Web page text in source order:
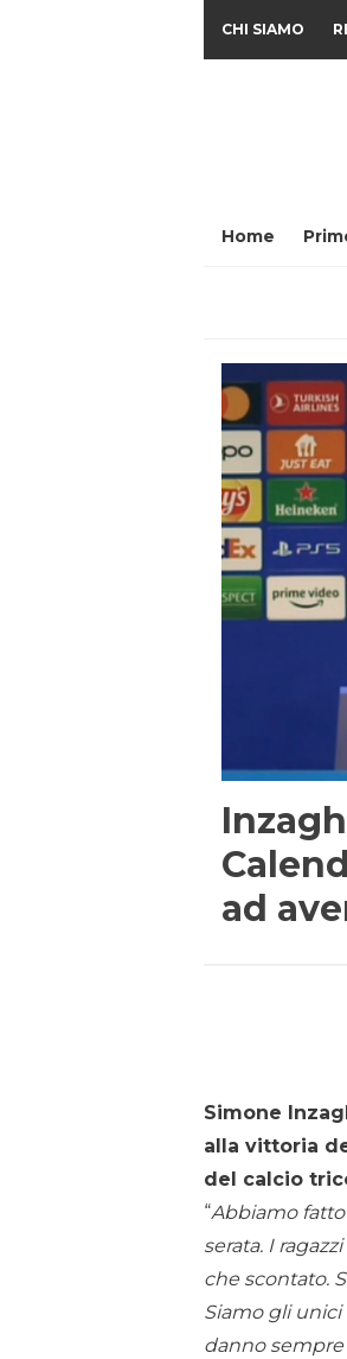
CHI SIAMO
Home
ad
Simone
alla vittoria
del calcio
“Abbiamo
serata. I
che scontato.
Siamo gli unici
danno